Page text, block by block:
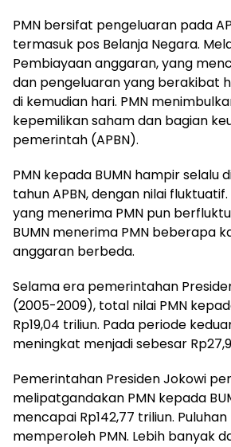
PMN bersifat pengeluaran pada
termasuk pos Belanja Negara.
Pembiayaan anggaran, yang
dan pengeluaran yang berakibat
di kemudian hari. PMN
kepemilikan saham dan bagian
pemerintah (APBN).
PMN kepada BUMN hampir selalu
tahun APBN, dengan nilai
yang menerima PMN pun
BUMN menerima PMN beberapa
anggaran berbeda.
Selama era pemerintahan
(2005-2009), total nilai PMN
Rp19,04 triliun. Pada periode
meningkat menjadi sebesar
Pemerintahan Presiden Jokowi
melipatgandakan PMN kepada
mencapai Rp142,77 triliun. Puluhan
memperoleh PMN. Lebih banyak